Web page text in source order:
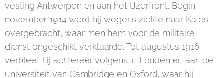
vesting Antwerpen en aan het IJzerfront. Begin
november 1914 werd hij wegens ziekte naar Kales
overgebracht, waar men hem voor de militaire
dienst ongeschikt verklaarde. Tot augustus 1916
verbleef hij achtereenvolgens in Londen en aan de
universiteit van Cambridge en Oxford, waar hij